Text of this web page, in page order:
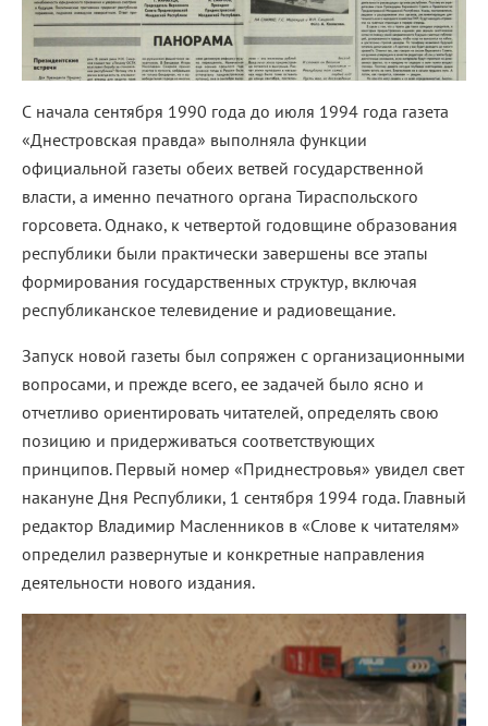
С начала сентября 1990 года до июля 1994 года газета
«Днестровская правда» выполняла функции
официальной газеты обеих ветвей государственной
власти, а именно печатного органа Тираспольского
горсовета. Однако, к четвертой годовщине образования
республики были практически завершены все этапы
формирования государственных структур, включая
республиканское телевидение и радиовещание.
Запуск новой газеты был сопряжен с организационными
вопросами, и прежде всего, ее задачей было ясно и
отчетливо ориентировать читателей, определять свою
позицию и придерживаться соответствующих
принципов. Первый номер «Приднестровья» увидел свет
накануне Дня Республики, 1 сентября 1994 года. Главный
редактор Владимир Масленников в «Слове к читателям»
определил развернутые и конкретные направления
деятельности нового издания.